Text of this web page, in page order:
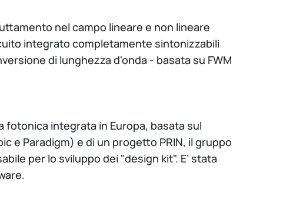
nel campo lineare e non lineare
integrato completamente sintonizzabili
di lunghezza d'onda - basata su FWM
fotonica integrata in Europa, basata sul
e Paradigm) e di un progetto PRIN, il gruppo
per lo sviluppo dei "design kit". E’ stata